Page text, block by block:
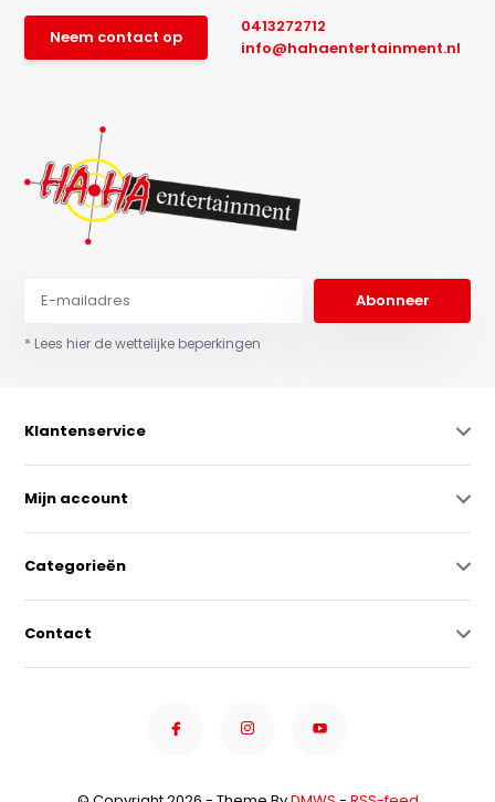
Neem contact op
0413272712
info@hahaentertainment.nl
Abonneer
* Lees hier de wettelijke beperkingen
Klantenservice
Mijn account
Categorieën
Contact